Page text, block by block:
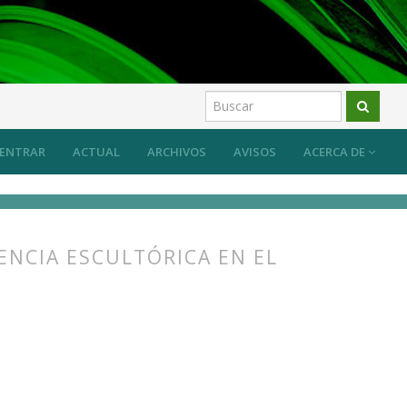
ACTUAL ARCHIVOS AVISOS ACERCA DE
ENTRAR
específico del arte y su transmisión Artículos
ESCULTÓRICA EN EL